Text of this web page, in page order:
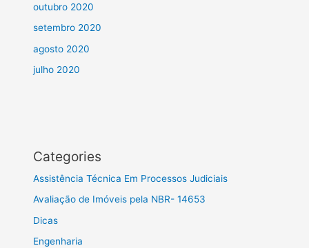
outubro 2020
setembro 2020
agosto 2020
julho 2020
Categories
Assistência Técnica Em Processos Judiciais
Avaliação de Imóveis pela NBR- 14653
Dicas
Engenharia